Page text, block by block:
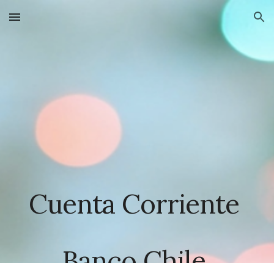
Skip to main content Skip to navigation
Cuenta Corriente